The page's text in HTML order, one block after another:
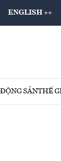
ENGLISH ++
SẢNTHẾ